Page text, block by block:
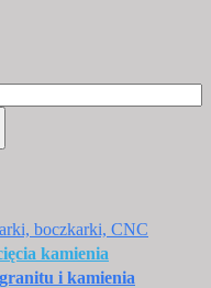
boczkarki, CNC
kamienia
i kamienia